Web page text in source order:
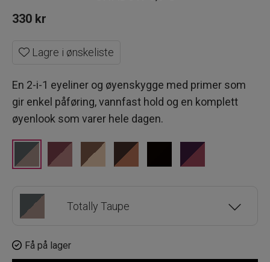
330 kr
Lagre i ønskeliste
En 2-i-1 eyeliner og øyenskygge med primer som
gir enkel påføring, vannfast hold og en komplett
øyenlook som varer hele dagen.
Totally Taupe
Dolly Daze
Få på lager